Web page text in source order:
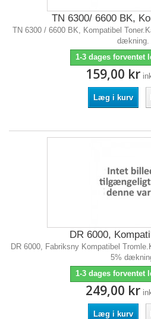
TN 6300/ 6600 BK,
TN 6300 / 6600 BK, Kompatibel
dækning.
1-3 dages forventet
159,00 kr
Læg i kurv
DR 6000,
DR 6000, Fabriksny Kompatibel
5%
1-3 dages forventet
249,00 kr
Læg i kurv